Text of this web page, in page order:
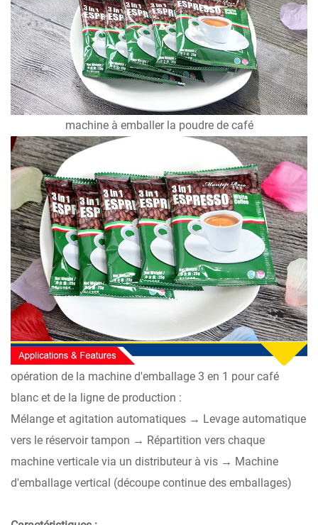
machine à emballer la poudre de café
opération de la machine d'emballage 3 en 1 pour café
blanc et de la ligne de production :
Mélange et agitation automatiques → Levage automatique
vers le réservoir tampon → Répartition vers chaque
machine verticale via un distributeur à vis → Machine
d'emballage vertical (découpe continue des emballages)